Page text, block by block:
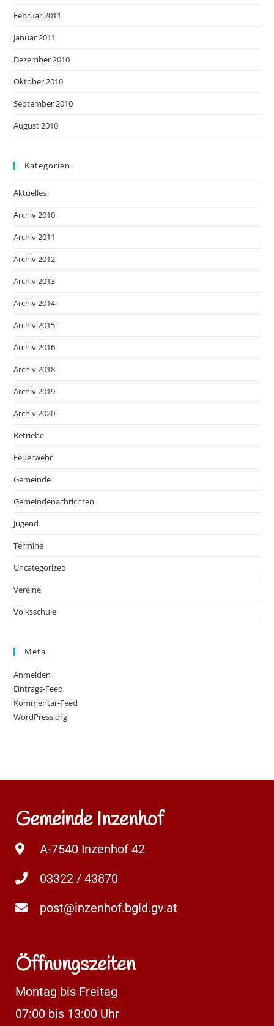
Februar 2011
Januar 2011
Dezember 2010
Oktober 2010
September 2010
August 2010
Kategorien
Aktuelles
Archiv 2010
Archiv 2011
Archiv 2012
Archiv 2013
Archiv 2014
Archiv 2015
Archiv 2016
Archiv 2018
Archiv 2019
Archiv 2020
Betriebe
Feuerwehr
Gemeinde
Gemeindenachrichten
Jugend
Termine
Uncategorized
Vereine
Volksschule
Meta
Anmelden
Eintrags-Feed
Kommentar-Feed
WordPress.org
Gemeinde Inzenhof
A-7540 Inzenhof 42
03322 / 43870
post@inzenhof.bgld.gv.at
Öffnungszeiten
Montag bis Freitag
07:00 bis 13:00 Uhr